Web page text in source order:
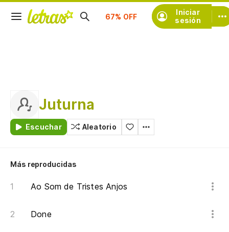
Iniciar
sesión
Suscríbete
Juturna
Escuchar Aleatorio
Más reproducidas
Ao Som de Tristes Anjos
Done